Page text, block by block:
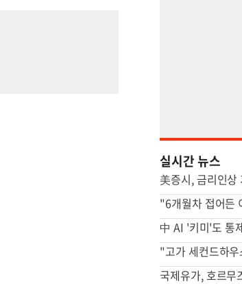
실시간 뉴스